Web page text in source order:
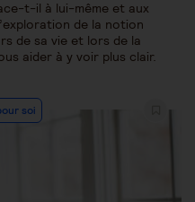
t-il à lui-même et aux
de la notion
de sa vie et lors de la
aider à y voir plus clair.
soi